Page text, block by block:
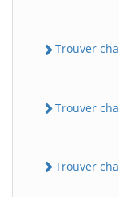
Trouver
Trouver
Trouver